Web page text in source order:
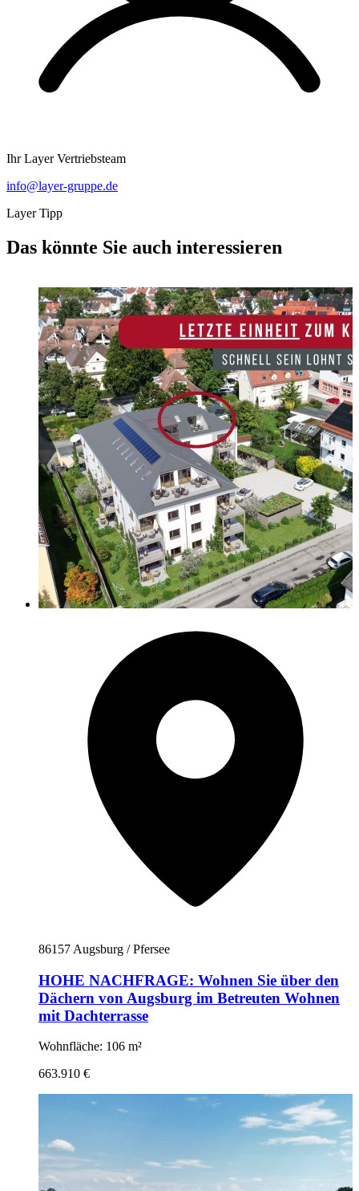
Ihr Layer Vertriebsteam
info@layer-gruppe.de
Layer Tipp
Das könnte Sie auch interessieren
86157 Augsburg / Pfersee
HOHE NACHFRAGE: Wohnen Sie über den
Dächern von Augsburg im Betreuten Wohnen
mit Dachterrasse
Wohnfläche: 106 m²
663.910 €